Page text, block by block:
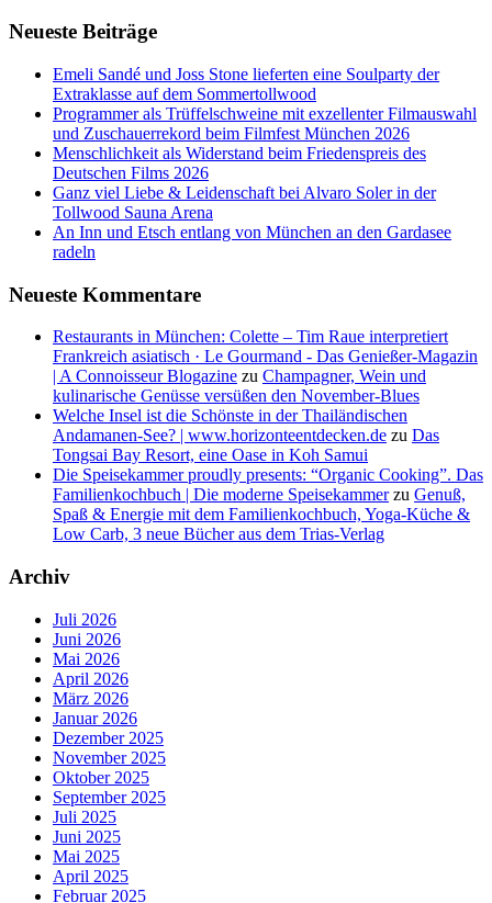
Neueste Beiträge
Emeli Sandé und Joss Stone lieferten eine Soulparty der
Extraklasse auf dem Sommertollwood
Programmer als Trüffelschweine mit exzellenter Filmauswahl
und Zuschauerrekord beim Filmfest München 2026
Menschlichkeit als Widerstand beim Friedenspreis des
Deutschen Films 2026
Ganz viel Liebe & Leidenschaft bei Alvaro Soler in der
Tollwood Sauna Arena
An Inn und Etsch entlang von München an den Gardasee
radeln
Neueste Kommentare
Restaurants in München: Colette – Tim Raue interpretiert
Frankreich asiatisch · Le Gourmand - Das Genießer-Magazin
| A Connoisseur Blogazine zu Champagner, Wein und
kulinarische Genüsse versüßen den November-Blues
Welche Insel ist die Schönste in der Thailändischen
Andamanen-See? | www.horizonteentdecken.de zu Das
Tongsai Bay Resort, eine Oase in Koh Samui
Die Speisekammer proudly presents: “Organic Cooking”. Das
Familienkochbuch | Die moderne Speisekammerzu Genuß,
Spaß & Energie mit dem Familienkochbuch, Yoga-Küche &
Low Carb, 3 neue Bücher aus dem Trias-Verlag
Archiv
Juli 2026
Juni 2026
Mai 2026
April 2026
März 2026
Januar 2026
Dezember 2025
November 2025
Oktober 2025
September 2025
Juli 2025
Juni 2025
Mai 2025
April 2025
Februar 2025